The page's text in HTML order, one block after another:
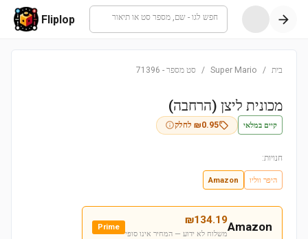
חפש לגו - שם, מספר סט או תיאור Fliplop
בית /
Super Mario
/ סט מספר -
71396
מכונית ליצן (הרחבה)
קיים במלאי ₪0.95 לחלק
חנויות:
היפר ווליו Amazon
Amazon
₪134.19
משלוח לא ידוע — המחיר אינו סופי
Prime